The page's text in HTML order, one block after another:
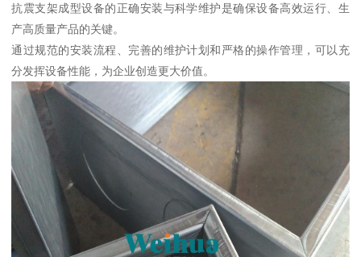
抗震支架成型设备的正确安装与科学维护是确保设备高效运行、生
产高质量产品的关键。
通过规范的安装流程、完善的维护计划和严格的操作管理，可以充
分发挥设备性能，为企业创造更大价值。